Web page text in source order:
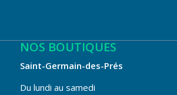
NOS BOUTIQUES
Saint-Germain-des-Prés
Du lundi au samedi